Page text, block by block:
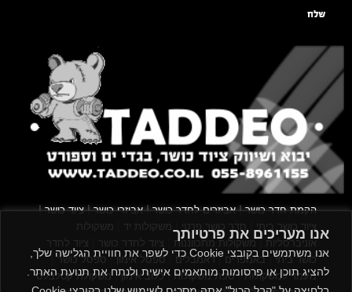
אנו מעריכים את פרטיותך
אנו משתמשים בקובצי Cookie כדי לשפר את חוויית הגלישה שלך,
להציג תוכן או פרסומות מותאמים אישית ולנתח את תנועת האתר.
שלח
הקמת חדר כושר|אביזרים לחדר כושר|אביזרי כושר|ציוד כושר|
ציוד כושר ביתי חדר כושר פרטי משקולות יד
משקולות
אוניברסליות |משקולות מתכווננות ציוד לחדר כושר
ציוד לחדר
כושר ביתי|באמפרים |דאמבלים |ספסל אימון | ספסל כושר|
מעמד למשקולות|ספת משקולות |כלוב אימון |משקולת קטלבלס